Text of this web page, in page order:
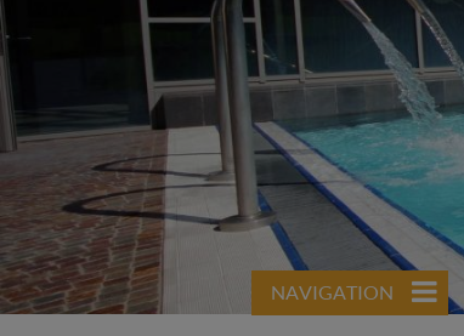
NAVIGATION